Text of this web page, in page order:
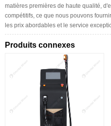
matières premières de haute qualité,
compétitifs, ce que nous pouvons
les prix abordables et le service
Produits connexes